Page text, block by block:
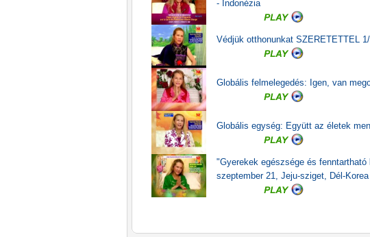
- Indonézia
Védjük otthonunkat SZERETETTEL
Globális felmelegedés: Igen, van
Globális egység: Együtt az életek
"Gyerekek egészsége és
szeptember 21, Jeju-sziget, Dél-Korea